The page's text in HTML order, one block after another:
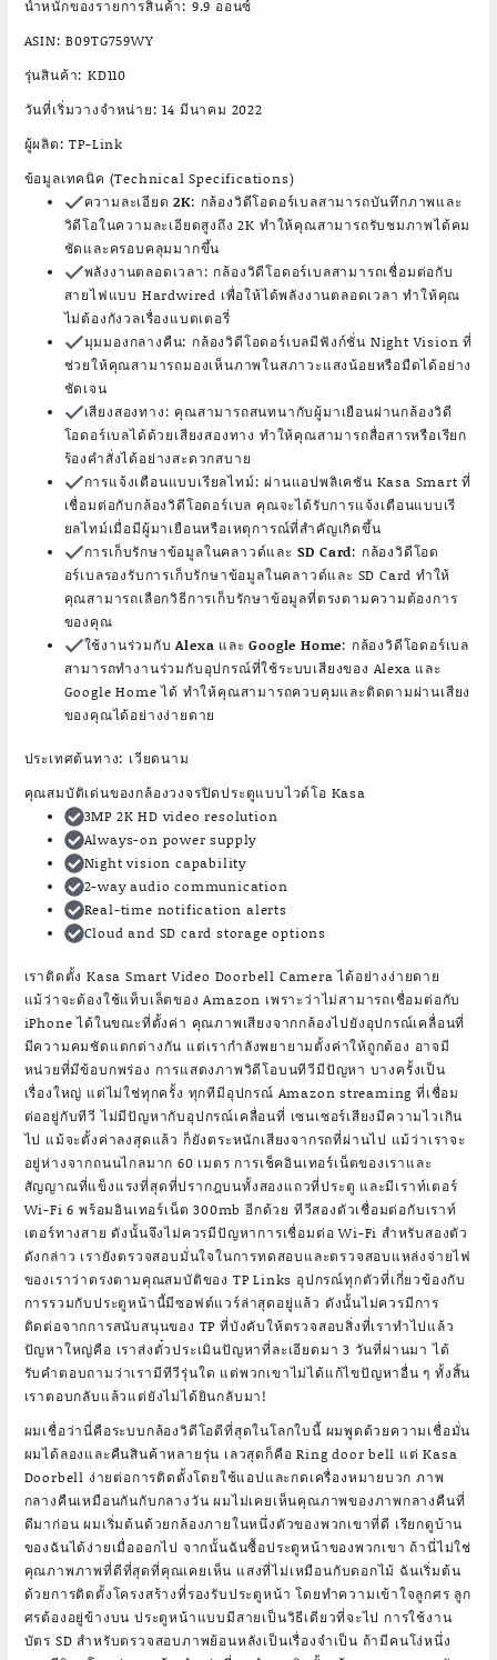
น้ำหนักของรายการสินค้า: 9.9 ออนซ์
ASIN: B09TG759WY
รุ่นสินค้า: KD110
วันที่เริ่มวางจำหน่าย: 14 มีนาคม 2022
ผู้ผลิต: TP-Link
ข้อมูลเทคนิค (Technical Specifications)
ความละเอียด 2K: กล้องวิดีโอดอร์เบลสามารถบันทึกภาพและ
วิดีโอในความละเอียดสูงถึง 2K ทำให้คุณสามารถรับชมภาพได้คม
ชัดและครอบคลุมมากขึ้น
พลังงานตลอดเวลา: กล้องวิดีโอดอร์เบลสามารถเชื่อมต่อกับ
สายไฟแบบ Hardwired เพื่อให้ได้พลังงานตลอดเวลา ทำให้คุณ
ไม่ต้องกังวลเรื่องแบตเตอรี่
มุมมองกลางคืน: กล้องวิดีโอดอร์เบลมีฟังก์ชั่น Night Vision ที่
ช่วยให้คุณสามารถมองเห็นภาพในสภาวะแสงน้อยหรือมืดได้อย่าง
ชัดเจน
เสียงสองทาง: คุณสามารถสนทนากับผู้มาเยือนผ่านกล้องวิดี
โอดอร์เบลได้ด้วยเสียงสองทาง ทำให้คุณสามารถสื่อสารหรือเรียก
ร้องคำสั่งได้อย่างสะดวกสบาย
การแจ้งเตือนแบบเรียลไทม์: ผ่านแอปพลิเคชัน Kasa Smart ที่
เชื่อมต่อกับกล้องวิดีโอดอร์เบล คุณจะได้รับการแจ้งเตือนแบบเรี
ยลไทม์เมื่อมีผู้มาเยือนหรือเหตุการณ์ที่สำคัญเกิดขึ้น
การเก็บรักษาข้อมูลในคลาวด์และ SD Card: กล้องวิดีโอด
อร์เบลรองรับการเก็บรักษาข้อมูลในคลาวด์และ SD Card ทำให้
คุณสามารถเลือกวิธีการเก็บรักษาข้อมูลที่ตรงตามความต้องการ
ของคุณ
ใช้งานร่วมกับ Alexa และ Google Home: กล้องวิดีโอดอร์เบล
สามารถทำงานร่วมกับอุปกรณ์ที่ใช้ระบบเสียงของ Alexa และ
Google Home ได้ ทำให้คุณสามารถควบคุมและติดตามผ่านเสียง
ของคุณได้อย่างง่ายดาย
ประเทศต้นทาง: เวียดนาม
คุณสมบัติเด่นของกล้องวงจรปิดประตูแบบไวด์โอ Kasa
3MP 2K HD video resolution
Always-on power supply
Night vision capability
2-way audio communication
Real-time notification alerts
Cloud and SD card storage options
เราติดตั้ง Kasa Smart Video Doorbell Camera ได้อย่างง่ายดาย
แม้ว่าจะต้องใช้แท็บเล็ตของ Amazon เพราะว่าไม่สามารถเชื่อมต่อกับ
iPhone ได้ในขณะที่ตั้งค่า คุณภาพเสียงจากกล้องไปยังอุปกรณ์เคลื่อนที่
มีความคมชัดแตกต่างกัน แต่เรากำลังพยายามตั้งค่าให้ถูกต้อง อาจมี
หน่วยที่มีข้อบกพร่อง การแสดงภาพวิดีโอบนทีวีมีปัญหา บางครั้งเป็น
เรื่องใหญ่ แต่ไม่ใช่ทุกครั้ง ทุกทีมีอุปกรณ์ Amazon streaming ที่เชื่อม
ต่ออยู่กับทีวี ไม่มีปัญหากับอุปกรณ์เคลื่อนที่ เซนเซอร์เสียงมีความไวเกิน
ไป แม้จะตั้งค่าลงสุดแล้ว ก็ยังตระหนักเสียงจากรถที่ผ่านไป แม้ว่าเราจะ
อยู่ห่างจากถนนไกลมาก 60 เมตร การเช็คอินเทอร์เน็ตของเราและ
สัญญาณที่แข็งแรงที่สุดที่ปรากฎบนทั้งสองแถวที่ประตู และมีเราท์เตอร์
Wi-Fi 6 พร้อมอินเทอร์เน็ต 300mb อีกด้วย ทีวีสองตัวเชื่อมต่อกับเราท์
เตอร์ทางสาย ดังนั้นจึงไม่ควรมีปัญหาการเชื่อมต่อ Wi-Fi สำหรับสองตัว
ดังกล่าว เรายังตรวจสอบมั่นใจในการทดสอบและตรวจสอบแหล่งจ่ายไฟ
ของเราว่าตรงตามคุณสมบัติของ TP Links อุปกรณ์ทุกตัวที่เกี่ยวข้องกับ
การรวมกับประตูหน้านี้มีซอฟต์แวร์ล่าสุดอยู่แล้ว ดังนั้นไม่ควรมีการ
ติดต่อจากการสนับสนุนของ TP ที่บังคับให้ตรวจสอบสิ่งที่เราทำไปแล้ว
ปัญหาใหญ่คือ เราส่งตั๋วประเมินปัญหาที่ละเอียดมา 3 วันที่ผ่านมา ได้
รับคำตอบถามว่าเรามีทีวีรุ่นใด แต่พวกเขาไม่ได้แก้ไขปัญหาอื่น ๆ ทั้งสิ้น
เราตอบกลับแล้วแต่ยังไม่ได้ยินกลับมา!
ผมเชื่อว่านี่คือระบบกล้องวิดีโอดีที่สุดในโลกใบนี้ ผมพูดด้วยความเชื่อมั่น
ผมได้ลองและคืนสินค้าหลายรุ่น เลวสุดก็คือ Ring door bell แต่ Kasa
Doorbell ง่ายต่อการติดตั้งโดยใช้แอปและกดเครื่องหมายบวก ภาพ
กลางคืนเหมือนกันกับกลางวัน ผมไม่เคยเห็นคุณภาพของภาพกลางคืนที่
ดีมาก่อน ผมเริ่มต้นด้วยกล้องภายในหนึ่งตัวของพวกเขาที่ดี เรียกดูบ้าน
ของฉันได้ง่ายเมื่อออกไป จากนั้นฉันซื้อประตูหน้าของพวกเขา ถ้านี่ไม่ใช่
คุณภาพภาพที่ดีที่สุดที่คุณเคยเห็น แสงที่ไม่เหมือนกับดอกไม้ ฉันเริ่มต้น
ด้วยการติดตั้งโครงสร้างที่รองรับประตูหน้า โดยทำความเข้าใจลูกศร ลูก
ศรต้องอยู่ข้างบน ประตูหน้าแบบมีสายเป็นวิธีเดียวที่จะไป การใช้งาน
บัตร SD สำหรับตรวจสอบภาพย้อนหลังเป็นเรื่องจำเป็น ถ้ามีคนโง่หนึ่ง